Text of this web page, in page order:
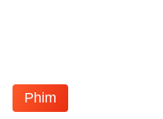
Phim